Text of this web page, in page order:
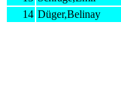
14 Düger,Belinay